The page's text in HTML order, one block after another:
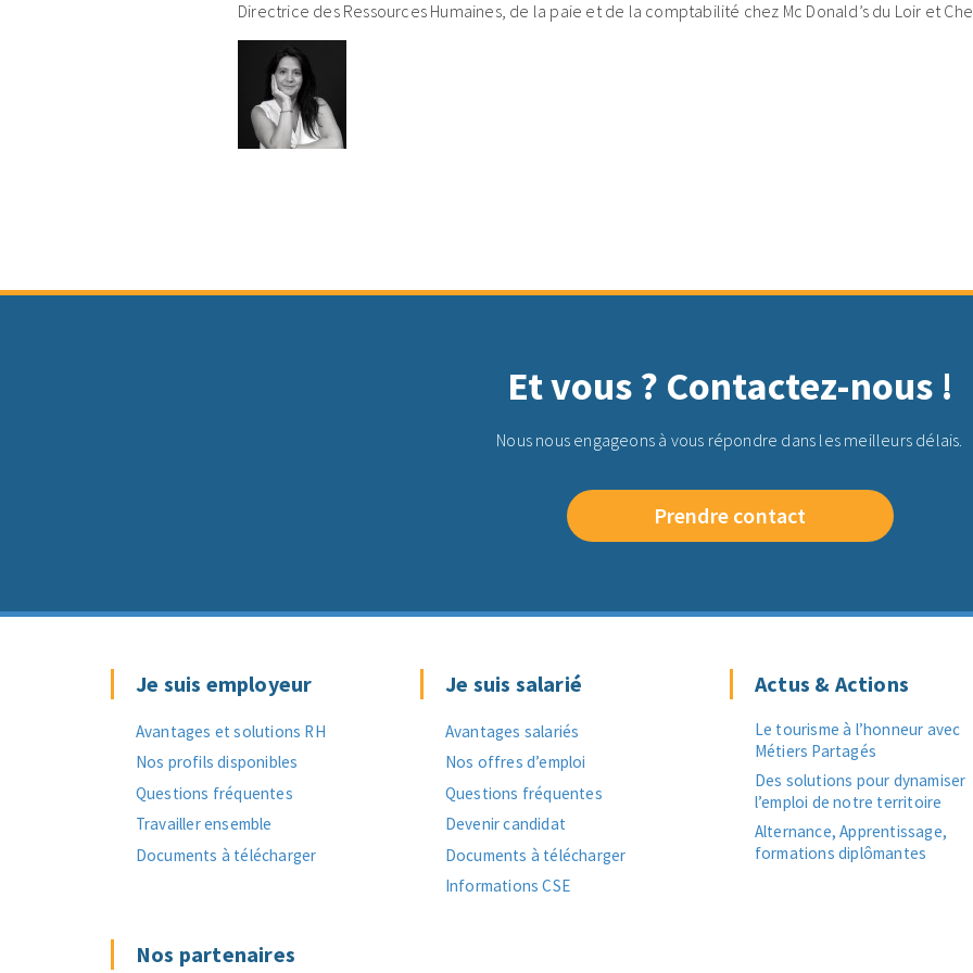
Directrice des Ressources Humaines, de la paie et de la comptabilité chez Mc Donald’s du Loir et
Et vous ? Contactez-nous !
Nous nous engageons à vous répondre dans les meilleurs délais.
Prendre contact
Je suis employeur
Avantages et solutions RH
Nos profils disponibles
Questions fréquentes
Travailler ensemble
Documents à télécharger
Je suis salarié
Avantages salariés
Nos offres d’emploi
Questions fréquentes
Devenir candidat
Documents à télécharger
Informations CSE
Actus & Actions
Le tourisme à l’honneur avec
Métiers Partagés
Des solutions pour dynamiser
l’emploi de notre territoire
Alternance, Apprentissage,
formations diplômantes
Nos partenaires